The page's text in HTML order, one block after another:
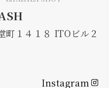
町１４１８ ITOビル２
Instagram